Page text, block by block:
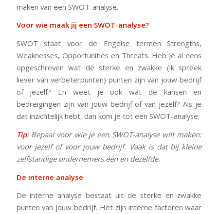
maken van een SWOT-analyse.
Voor wie maak jij een SWOT-analyse?
SWOT staat voor de Engelse termen Strengths,
Weaknesses, Opportunities en Threats. Heb je al eens
opgeschreven wat de sterke en zwakke (ik spreek
liever van verbeterpunten) punten zijn van jouw bedrijf
of jezelf? En weet je ook wat de kansen en
bedreigingen zijn van jouw bedrijf of van jezelf? Als je
dat inzichtelijk hebt, dan kom je tot een SWOT-analyse.
Tip: Bepaal voor wie je een SWOT-analyse wilt maken:
voor jezelf of voor jouw bedrijf. Vaak is dat bij kleine
zelfstandige ondernemers één en dezelfde.
De interne analyse
De interne analyse bestaat uit de sterke en zwakke
punten van jouw bedrijf. Het zijn interne factoren waar